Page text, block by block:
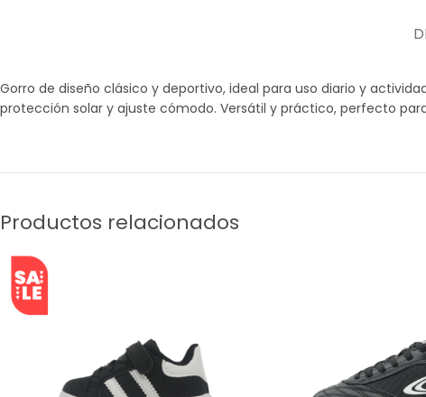
Gorro de diseño clásico y deportivo, ideal para uso diario y
protección solar y ajuste cómodo. Versátil y práctico, perfecto
Productos relacionados